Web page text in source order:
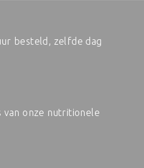
besteld, zelfde dag
van onze nutritionele